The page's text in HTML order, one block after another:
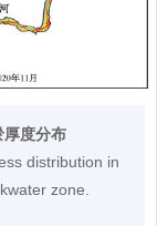
厚度分布
distribution in
zone.